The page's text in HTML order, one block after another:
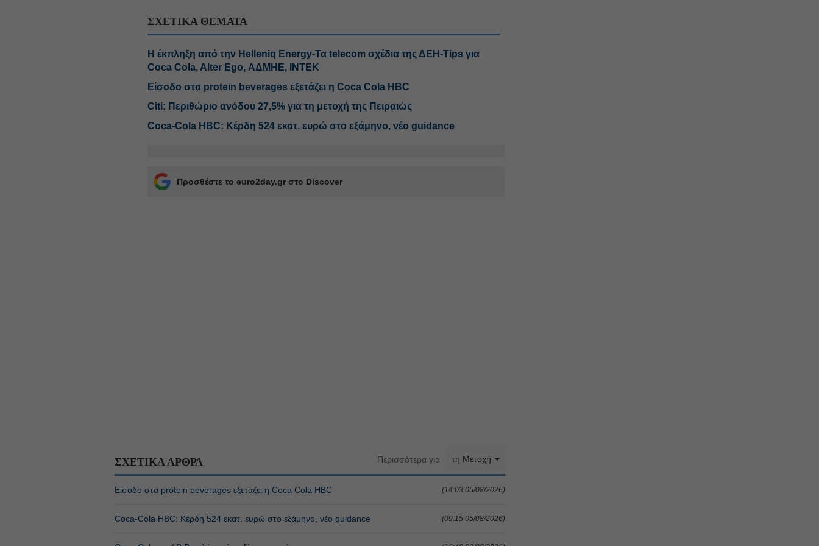
ΣΧΕΤΙΚΑ ΘΕΜΑΤΑ
H έκπληξη από την Helleniq Energy-Τα telecom σχέδια της ΔΕΗ-Tips για
Coca Cola, Alter Ego, ΑΔΜΗΕ, ΙΝΤΕΚ
Είσοδο στα protein beverages εξετάζει η Coca Cola HBC
Citi: Περιθώριο ανόδου 27,5% για τη μετοχή της Πειραιώς
Coca-Cola HBC: Κέρδη 524 εκατ. ευρώ στο εξάμηνο, νέο guidance
Προσθέστε το euro2day.gr στο Discover
ΣΧΕΤΙΚΑ ΑΡΘΡΑ Περισσότερα για τη Μετοχή
Είσοδο στα protein beverages εξετάζει η Coca Cola HBC (14:03 05/08/2026)
Coca-Cola HBC: Κέρδη 524 εκατ. ευρώ στο εξάμηνο, νέο guidance (09:15 05/08/2026)